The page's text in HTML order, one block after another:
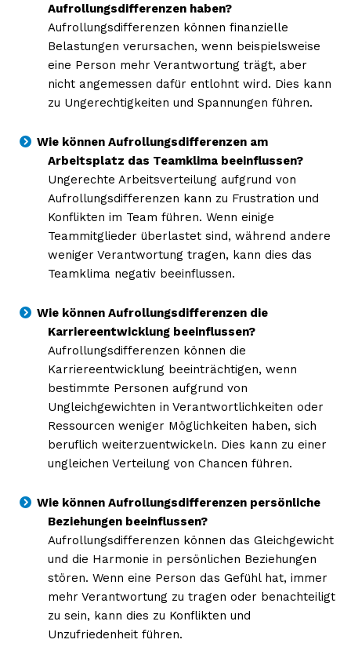
Aufrollungsdifferenzen haben?
Aufrollungsdifferenzen können finanzielle
Belastungen verursachen, wenn beispielsweise
eine Person mehr Verantwortung trägt, aber
nicht angemessen dafür entlohnt wird. Dies kann
zu Ungerechtigkeiten und Spannungen führen.
Wie können Aufrollungsdifferenzen am
Arbeitsplatz das Teamklima beeinflussen?
Ungerechte Arbeitsverteilung aufgrund von
Aufrollungsdifferenzen kann zu Frustration und
Konflikten im Team führen. Wenn einige
Teammitglieder überlastet sind, während andere
weniger Verantwortung tragen, kann dies das
Teamklima negativ beeinflussen.
Wie können Aufrollungsdifferenzen die
Karriereentwicklung beeinflussen?
Aufrollungsdifferenzen können die
Karriereentwicklung beeinträchtigen, wenn
bestimmte Personen aufgrund von
Ungleichgewichten in Verantwortlichkeiten oder
Ressourcen weniger Möglichkeiten haben, sich
beruflich weiterzuentwickeln. Dies kann zu einer
ungleichen Verteilung von Chancen führen.
Wie können Aufrollungsdifferenzen persönliche
Beziehungen beeinflussen?
Aufrollungsdifferenzen können das Gleichgewicht
und die Harmonie in persönlichen Beziehungen
stören. Wenn eine Person das Gefühl hat, immer
mehr Verantwortung zu tragen oder benachteiligt
zu sein, kann dies zu Konflikten und
Unzufriedenheit führen.